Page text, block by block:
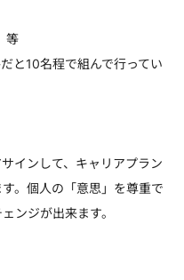
等
と10名程で組んで行ってい
インして、キャリアプラン
。個人の「意思」を尊重で
ンジが出来ます。